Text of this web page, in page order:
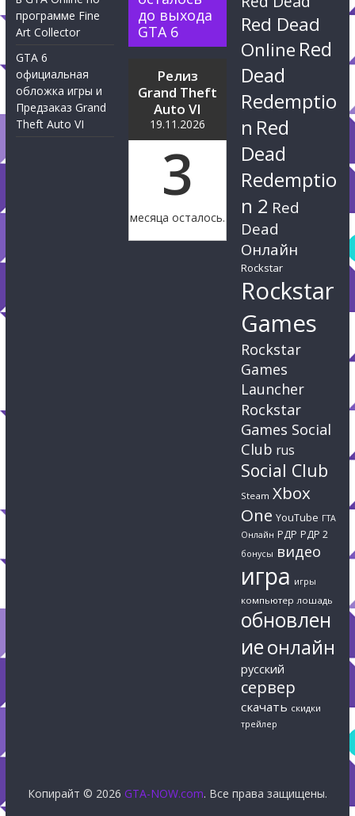
программе Fine
Art Collector
GTA 6
официальная
обложка игры и
Предзаказ Grand
Theft Auto VI
до выхода
GTA 6
Релиз
Grand Theft
Auto VI
19.11.2026
3
месяца осталось.
Red Dead
Online Red
Dead
Redemptio
n Red
Dead
Redemptio
n 2 Red
Dead
Онлайн
Rockstar
Rockstar
Games
Rockstar
Games
Launcher
Rockstar
Games Social
Club rus
Social Club
Steam Xbox
One YouTube ГТА
Онлайн РДР РДР 2
бонусы видео
игра игры
компьютер лошадь
обновлен
иеонлайн
русский
сервер
скачать скидки
трейлер
Копирайт © 2026 GTA-NOW.com. Все права защищены.